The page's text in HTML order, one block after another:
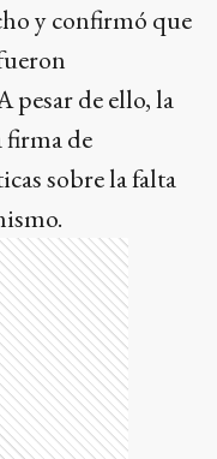
y confirmó que
pesar de ello, la
de
sobre la falta